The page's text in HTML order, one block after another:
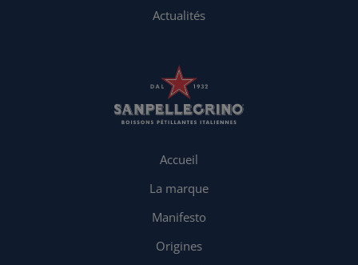
Actualités
Accueil
La marque
Manifesto
Origines